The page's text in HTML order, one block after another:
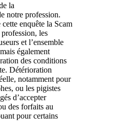
la
notre profession.
enquête la Scam
les
et l’ensemble
également
des conditions
Détérioration
notamment pour
ou les pigistes
d’accepter
des forfaits au
pour certains